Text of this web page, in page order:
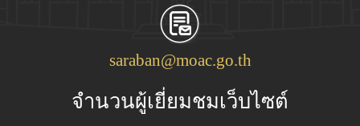
saraban@moac.go.th
จำนวนผู้เยี่ยมชมเว็บไซต์